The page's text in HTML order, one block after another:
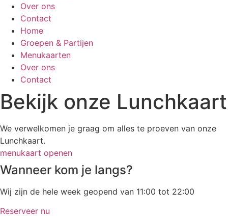
Over ons
Contact
Home
Groepen & Partijen
Menukaarten
Over ons
Contact
Bekijk onze Lunchkaart
We verwelkomen je graag om alles te proeven van onze
Lunchkaart.
menukaart openen
Wanneer kom je langs?
Wij zijn de hele week geopend van 11:00 tot 22:00
Reserveer nu